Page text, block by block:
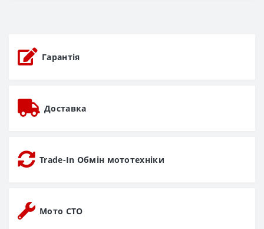
Гарантія
Доставка
Trade-In Обмін мототехніки
Мото СТО